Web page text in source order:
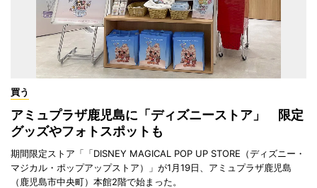
買う
アミュプラザ鹿児島に「ディズニーストア」 限定
グッズやフォトスポットも
期間限定ストア「「DISNEY MAGICAL POP UP STORE（ディズニー・
マジカル・ポップアップストア）」が1月19日、アミュプラザ鹿児島
（鹿児島市中央町）本館2階で始まった。